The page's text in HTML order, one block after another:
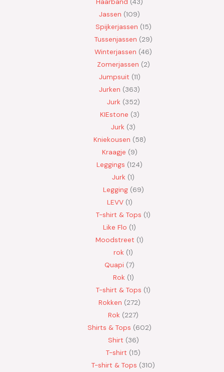
Jassen 109
Spijkerjassen 15
Tussenjassen 29
Winterjassen 46
Zomerjassen 2
Jumpsuit 11
Jurken 363
Jurk 352
KIEstone 3
Jurk 3
Kniekousen 58
Kraagje 9
Leggings 124
Jurk 1
Legging 69
LEVV 1
T-shirt & Tops 1
Like Flo 1
Moodstreet 1
rok 1
Quapi 7
Rok 1
T-shirt & Tops 1
Rokken 272
Rok 227
Shirts & Tops 602
Shirt 36
T-shirt 15
T-shirt & Tops 310